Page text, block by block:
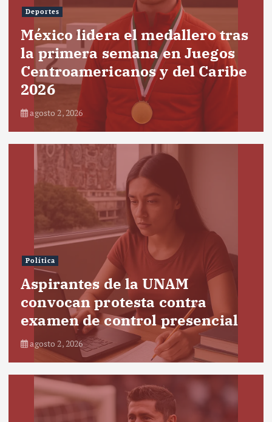
Deportes
México lidera el medallero tras
la primera semana en Juegos
Centroamericanos y del Caribe
2026
agosto 2, 2026
Política
Aspirantes de la UNAM
convocan protesta contra
examen de control presencial
agosto 2, 2026